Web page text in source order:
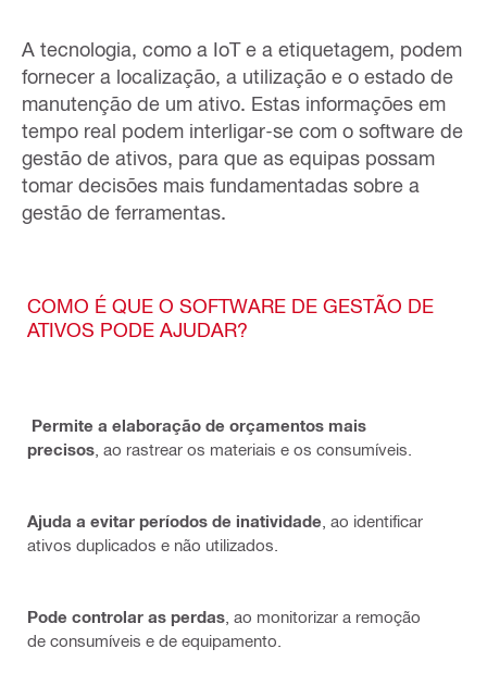
A tecnologia, como a IoT e a etiquetagem, podem
fornecer a localização, a utilização e o estado de
manutenção de um ativo. Estas informações em
tempo real podem interligar-se com o software de
gestão de ativos, para que as equipas possam
tomar decisões mais fundamentadas sobre a
gestão de ferramentas.
COMO É QUE O SOFTWARE DE GESTÃO DE
ATIVOS PODE AJUDAR?
Permite a elaboração de orçamentos mais
precisos , ao rastrear os materiais e os consumíveis.
Ajuda a evitar períodos de inatividade , ao identificar
ativos duplicados e não utilizados.
Pode controlar as perdas , ao monitorizar a remoção
de consumíveis e de equipamento.